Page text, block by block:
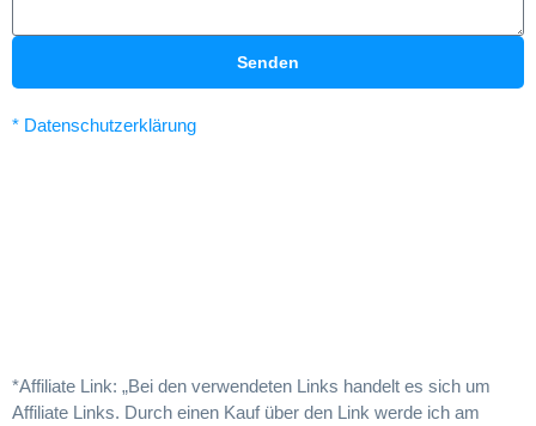
Senden
* Datenschutzerklärung
*Affiliate Link: „Bei den verwendeten Links handelt es sich um
Affiliate Links. Durch einen Kauf über den Link werde ich am